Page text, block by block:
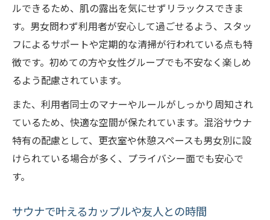
ルできるため、肌の露出を気にせずリラックスできま
す。男女問わず利用者が安心して過ごせるよう、スタッ
フによるサポートや定期的な清掃が行われている点も特
徴です。初めての方や女性グループでも不安なく楽しめ
るよう配慮されています。
また、利用者同士のマナーやルールがしっかり周知され
ているため、快適な空間が保たれています。混浴サウナ
特有の配慮として、更衣室や休憩スペースも男女別に設
けられている場合が多く、プライバシー面でも安心で
す。
サウナで叶えるカップルや友人との時間